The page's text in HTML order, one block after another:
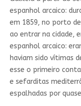
espanhol arcaico:
em 1859, no porto
ao entrar na cidade,
espanhol arcaico:
haviam sido vítimas
esse o primeiro
e sefarditas
espalhadas por